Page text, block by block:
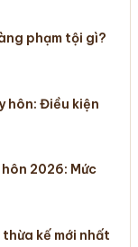
phạm tội gì?
hôn: Điều kiện
2026: Mức
kế mới nhất